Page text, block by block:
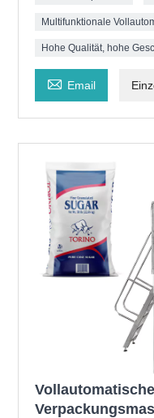
Multifunktionale
Hohe Qualität, hohe
 Email